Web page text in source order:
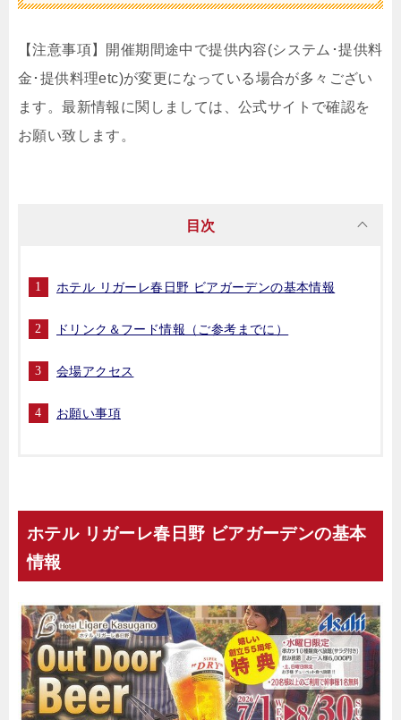
【注意事項】開催期間途中で提供内容(システム･提供料
金･提供料理etc)が変更になっている場合が多々ござい
ます。最新情報に関しましては、公式サイトで確認を
お願い致します。
目次
ホテル リガーレ春日野 ビアガーデンの基本情報
ドリンク＆フード情報（ご参考までに）
会場アクセス
お願い事項
ホテル リガーレ春日野 ビアガーデンの基本
情報